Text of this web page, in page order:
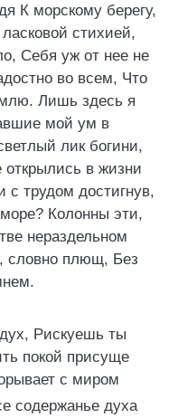
К морскому берегу,
стихией,
Себя уж от нее не
во всем, Что
Лишь здесь я
мой ум в
лик богини,
в жизни
с трудом достигнув,
Колонны эти,
нераздельном
словно плющ, Без
Рискуешь ты
покой присуще
с миром
содержанье духа